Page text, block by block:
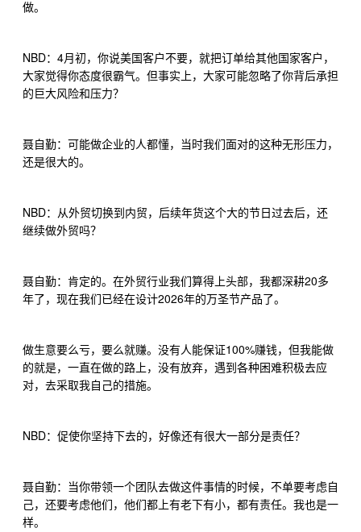
做。
NBD： 4月初，你说美国客户不要，就把订单给其他国家客户，
大家觉得你态度很霸气。但事实上，大家可能忽略了你背后承担
的巨大风险和压力？
聂自勤：可能做企业的人都懂，当时我们面对的这种无形压力，
还是很大的。
NBD：从外贸切换到内贸，后续年货这个大的节日过去后，还
继续做外贸吗？
聂自勤：肯定的。在外贸行业我们算得上头部，我都深耕20多
年了，现在我们已经在设计2026年的万圣节产品了。
做生意要么亏，要么就赚。没有人能保证100%赚钱，但我能做
的就是，一直在做的路上，没有放弃，遇到各种困难积极去应
对，去采取我自己的措施。
NBD：促使你坚持下去的，好像还有很大一部分是责任？
聂自勤：当你带领一个团队去做这件事情的时候，不单要考虑自
己，还要考虑他们，他们都上有老下有小，都有责任。我也是一
样。